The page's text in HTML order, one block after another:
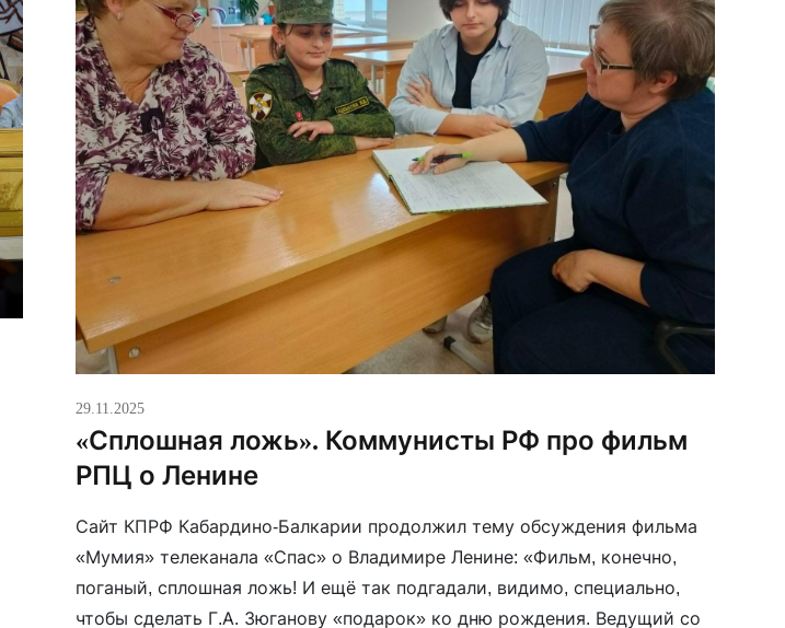
29.11.2025
«Сплошная ложь». Коммунисты РФ про фильм
РПЦ о Ленине
Сайт КПРФ Кабардино-Балкарии продолжил тему обсуждения фильма
«Мумия» телеканала «Спас» о Владимире Ленине: «Фильм, конечно,
поганый, сплошная ложь! И ещё так подгадали, видимо, специально,
чтобы сделать Г.А. Зюганову «подарок» ко дню рождения. Ведущий со